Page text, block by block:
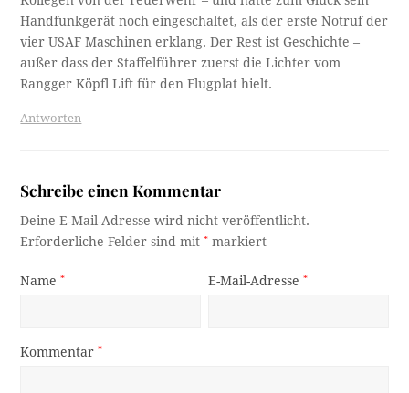
Handfunkgerät noch eingeschaltet, als der erste Notruf der
vier USAF Maschinen erklang. Der Rest ist Geschichte –
außer dass der Staffelführer zuerst die Lichter vom
Rangger Köpfl Lift für den Flugplat hielt.
Antworten
Schreibe einen Kommentar
Deine E-Mail-Adresse wird nicht veröffentlicht.
Erforderliche Felder sind mit* markiert
Name* E-Mail-Adresse*
Kommentar*